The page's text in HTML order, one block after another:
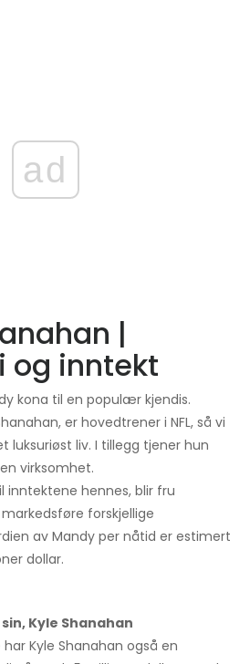
ad
|
og inntekt
kona til en populær kjendis.
er hovedtrener i NFL, så vi
luksuriøst liv. I tillegg tjener hun
virksomhet.
inntektene hennes, blir fru
forskjellige
av Mandy per nåtid er estimert
dollar.
Kyle Shanahan
Kyle Shanahan også en